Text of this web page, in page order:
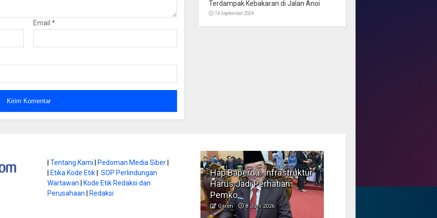
Email *
Terdampak Kebakaran di Jalan Anoi
14 September 2024
|Tentang Kami Pedoman Media Siber
Etika Kode Etik |SOP Perlindungan
Wartawan
Kode Etik Redaksi dan
Perusahaan
Redaksi
di Gunung
Ini
Literasi Jadi Bekal Utama
Siswa di Era Digital
Hap Baperdu: Infrastruktur
Harus Jadi Perhatian
Pemko
Garen 8 Juni 2026